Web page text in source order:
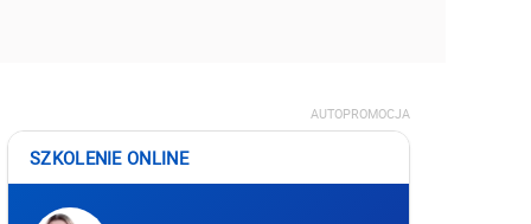
AUTOPROMOCJA
SZKOLENIE ONLINE